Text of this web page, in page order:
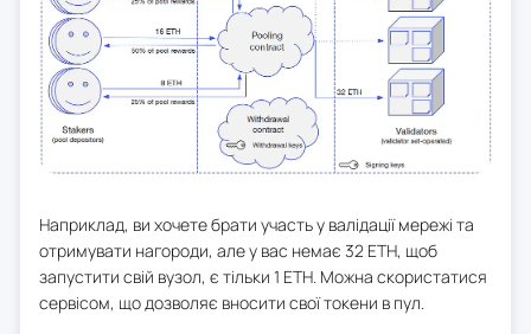
Наприклад, ви хочете брати участь у валідації мережі та
отримувати нагороди, але у вас немає 32 ETH, щоб
запустити свій вузол, є тільки 1 ETH. Можна скористатися
сервісом, що дозволяє вносити свої токени в пул.